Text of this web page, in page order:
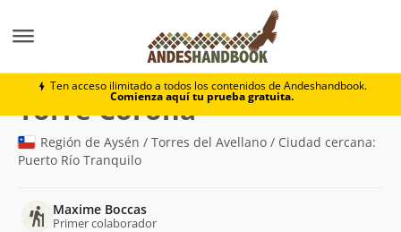
Ten acceso ilimitado a todos los contenidos de Andeshandbook.
Comienza aquí tu prueba gratuita.
Torre Corona
Torre Corona(2.007m)
Región de Aysén / Torres del Avellano / Ciudad cercana:
Puerto Río Tranquilo
Maxime Boccas
Primer colaborador